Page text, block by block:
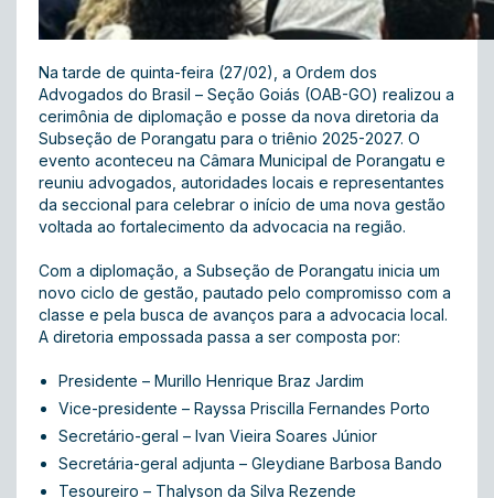
Na tarde de quinta-feira (27/02), a Ordem dos
Advogados do Brasil – Seção Goiás (OAB-GO) realizou a
cerimônia de diplomação e posse da nova diretoria da
Subseção de Porangatu para o triênio 2025-2027. O
evento aconteceu na Câmara Municipal de Porangatu e
reuniu advogados, autoridades locais e representantes
da seccional para celebrar o início de uma nova gestão
voltada ao fortalecimento da advocacia na região.
Com a diplomação, a Subseção de Porangatu inicia um
novo ciclo de gestão, pautado pelo compromisso com a
classe e pela busca de avanços para a advocacia local.
A diretoria empossada passa a ser composta por:
Presidente – Murillo Henrique Braz Jardim
Vice-presidente – Rayssa Priscilla Fernandes Porto
Secretário-geral – Ivan Vieira Soares Júnior
Secretária-geral adjunta – Gleydiane Barbosa Bando
Tesoureiro – Thalyson da Silva Rezende